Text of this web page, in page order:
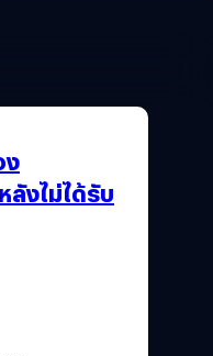
ลังไม่ได้รับ